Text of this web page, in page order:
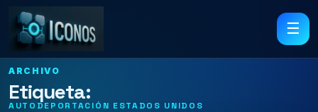
☰
ARCHIVO
Etiqueta:
AUTODEPORTACIÓN ESTADOS UNIDOS